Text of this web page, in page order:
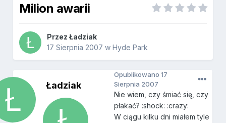
Milion awarii
PrzezŁadziak
17 Sierpnia 2007 wHyde Park
Ładziak
Opublikowano17
Sierpnia 2007
Nie wiem, czy śmiać się, czy
płakać? :shock: :crazy:
W ciągu kilku dni miałem tyle